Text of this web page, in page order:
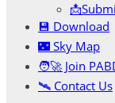
💾 Download
🌃 Sky Map
🧑‍🚀 Join
🛰️ Contact Us